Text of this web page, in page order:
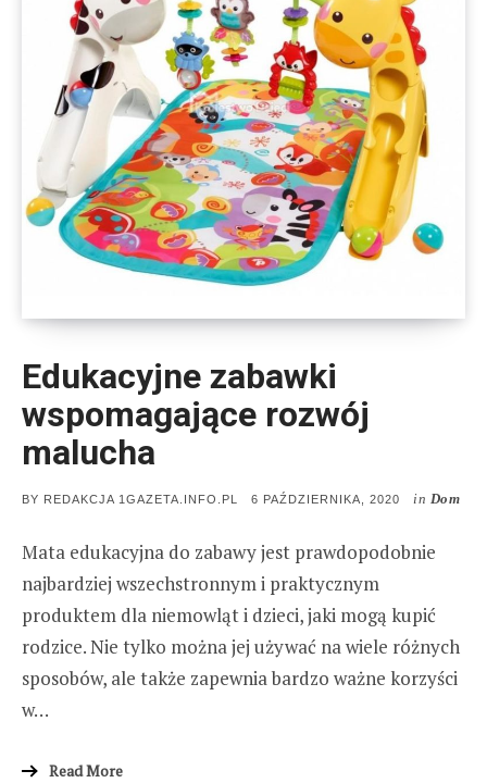
Edukacyjne zabawki
wspomagające rozwój
malucha
BY REDAKCJA 1GAZETA.INFO.PL
POSTED
6 PAŹDZIERNIKA, 2020 in Dom
Mata edukacyjna do zabawy jest prawdopodobnie
najbardziej wszechstronnym i praktycznym
produktem dla niemowląt i dzieci, jaki mogą kupić
rodzice. Nie tylko można jej używać na wiele różnych
sposobów, ale także zapewnia bardzo ważne korzyści
w…
Read More